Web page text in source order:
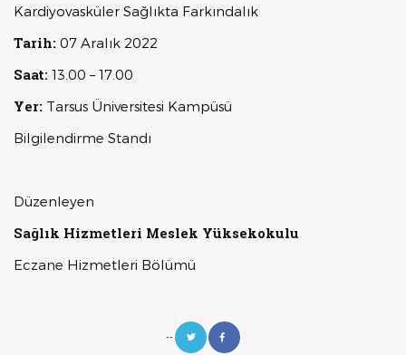
Kardiyovasküler Sağlıkta Farkındalık
Tarih: 07 Aralık 2022
Saat: 13.00 – 17.00
Yer: Tarsus Üniversitesi Kampüsü
Bilgilendirme Standı
Düzenleyen
Sağlık Hizmetleri Meslek Yüksekokulu
Eczane Hizmetleri Bölümü
--